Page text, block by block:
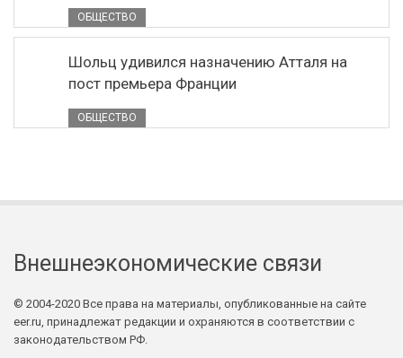
ОБЩЕСТВО
Шольц удивился назначению Атталя на
пост премьера Франции
ОБЩЕСТВО
Внешнеэкономические связи
© 2004-2020 Все права на материалы, опубликованные на сайте
eer.ru, принадлежат редакции и охраняются в соответствии с
законодательством РФ.